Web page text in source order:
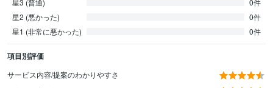
星3 (普通)
0件
星2 (悪かった)
0件
星1 (非常に悪かった)
0件
項目別評価
サービス内容/提案のわかりやすさ